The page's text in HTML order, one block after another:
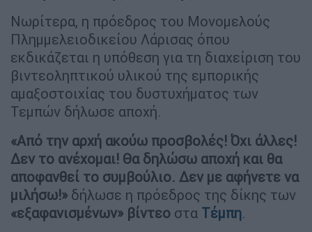
Νωρίτερα, η πρόεδρος του Μονομελούς
Πλημμελειοδικείου Λάρισας όπου
εκδικάζεται η υπόθεση για τη διαχείριση του
βιντεοληπτικού υλικού της εμπορικής
αμαξοστοιχίας του δυστυχήματος των
Τεμπών δήλωσε αποχή.
«Από την αρχή ακούω προσβολές! Όχι άλλες!
Δεν το ανέχομαι! Θα δηλώσω αποχή και θα
αποφανθεί το συμβούλιο. Δεν με αφήνετε να
μιλήσω!» δήλωσε η πρόεδρος της δίκης των
«εξαφανισμένων» βίντεο στα Τέμπη.